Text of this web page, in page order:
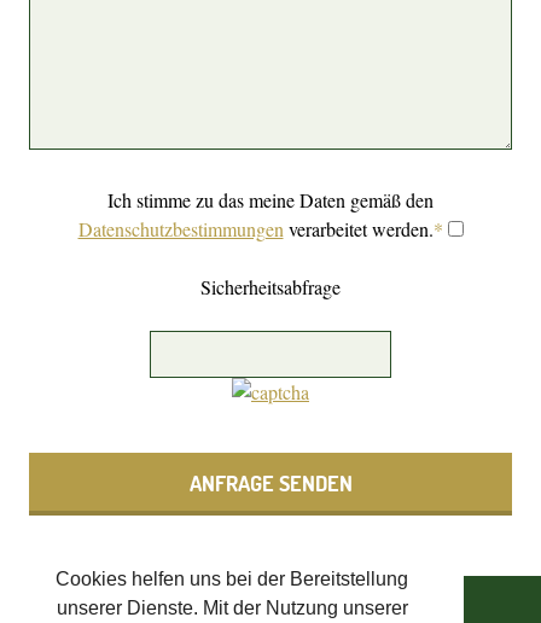
Cookies helfen uns bei der Bereitstellung
unserer Dienste. Mit der Nutzung unserer
Ich stimme zu das meine Daten gemäß den
Datenschutzbestimmungen verarbeitet werden.*
Sicherheitsabfrage
ANFRAGE SENDEN
SCHLOSS ASCHACH